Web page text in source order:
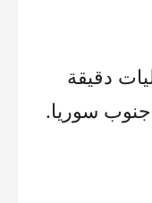
أدرعي، إن الفرقة 210 نفذت عمليات دقيقة
جنوب سوريا.